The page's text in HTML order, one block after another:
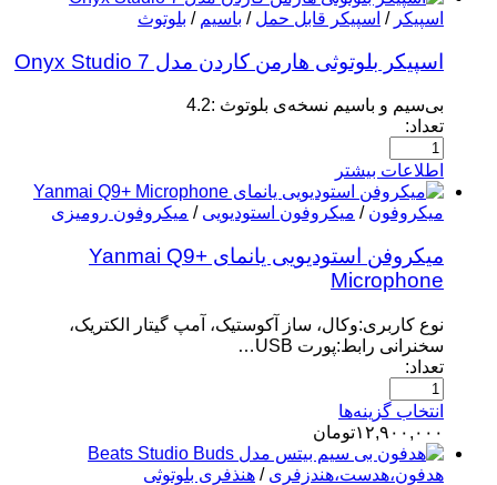
اسپیکر / اسپیکر قابل حمل / باسیم / بلوتوث
اسپیکر بلوتوثی هارمن کاردن مدل Onyx Studio 7
بی‌سیم و باسیم نسخه‌ی بلوتوث :4.2
تعداد:
اطلاعات بیشتر
میکروفون / میکروفون استودیویی / میکروفون رومیزی
میکروفن استودیویی یانمای Yanmai Q9+
Microphone
نوع کاربری:وکال، ساز آکوستیک، آمپ گیتار الکتریک،
سخنرانی رابط:پورت USB…
تعداد:
انتخاب گزینه‌ها
۱۲,۹۰۰,۰۰۰تومان
هدفون،هدست،هندزفری / هنذفری بلوتوثی